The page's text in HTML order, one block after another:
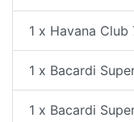
1 x Havana Club
1 x Bacardi
1 x Bacardi